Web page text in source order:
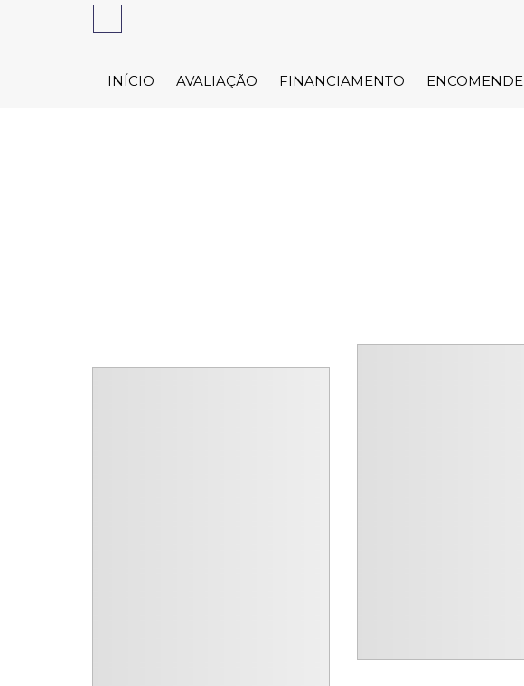
INÍCIO AVALIAÇÃO FINANCIAMENTO